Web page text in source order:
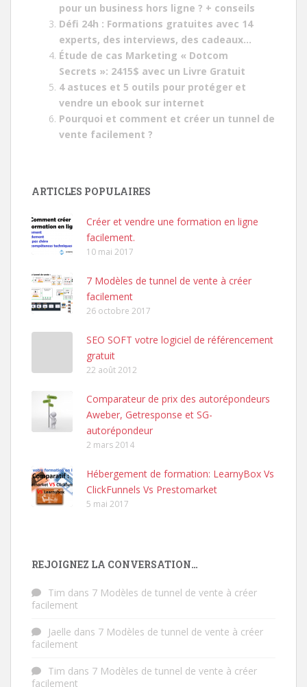
pour un business hors ligne ? + conseils
Défi 24h : Formations gratuites avec 14
experts, des interviews, des cadeaux…
Étude de cas Marketing « Dotcom
Secrets »: 2415$ avec un Livre Gratuit
4 astuces et 5 outils pour protéger et
vendre un ebook sur internet
Pourquoi et comment et créer un tunnel de
vente facilement ?
ARTICLES POPULAIRES
Créer et vendre une formation en ligne
facilement.
10 mai 2017
7 Modèles de tunnel de vente à créer
facilement
26 octobre 2017
SEO SOFT votre logiciel de référencement
gratuit
22 août 2012
Comparateur de prix des autorépondeurs
Aweber, Getresponse et SG-
autorépondeur
2 mars 2014
Hébergement de formation: LearnyBox Vs
ClickFunnels Vs Prestomarket
5 mai 2017
REJOIGNEZ LA CONVERSATION…
Tim dans 7 Modèles de tunnel de vente à créer
facilement
Jaelle dans 7 Modèles de tunnel de vente à créer
facilement
Tim dans 7 Modèles de tunnel de vente à créer
facilement